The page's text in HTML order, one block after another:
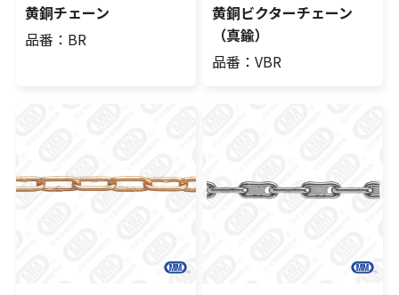
黄銅チェーン
品番：BR
黄銅ビクターチェーン
（真鍮）
品番：VBR